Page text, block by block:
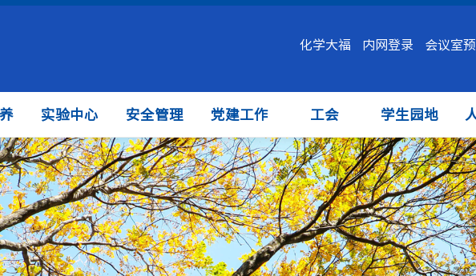
实验中心 安全管理 党建工作 工会 学生园地
化学大福 内网登录 会议室